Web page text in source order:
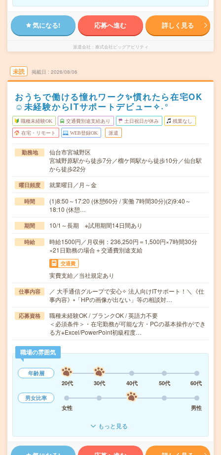
気になる! 応募へ進む 詳しく見る
派遣会社 株式会社ビッグアビリティ
未読 掲載日 2026/08/06
おうちで働ける憧れワーク✨慣れたら在宅OK
☺未経験からITサポートデビュー✧˖°
職種未経験OK 交通費別途支給あり 土日祝日が休み 残業なし
在宅・リモート WEB登録OK 派遣
勤務地
仙台市宮城野区
宮城野原駅から徒歩7分／榴ケ岡駅から徒歩10分／仙台駅
から徒歩22分
曜日頻度 就業曜日／月～金
時間
(1)8:50～17:20 (休憩60分 / 実働 7時間30分)(2)9:40～
18:10 (休憩…
期間 10/1～長期 ※試用期間14日間あり
時給
時給1500円／月収例：236,250円＝1,500円×7時間30分
×21日勤務の場合＋交通費別途支給
交通費
実費支給／当社規定あり
仕事内容
／ 大手通信グループで安心✧ 法人向けITサポート！＼《仕
事内容》▫「HPの画像が出ない」等の相談対…
応募資格
職種未経験OK / ブランクOK / 英語力不要
＜必須条件＞・在宅勤務が可能な方・PCの基本操作ができ
る方※Excel/PowerPoint初級程度…
職場の雰囲気
年齢層
20代
30代 40代 50代
60代
男女比率
女性
男性
もっと見る